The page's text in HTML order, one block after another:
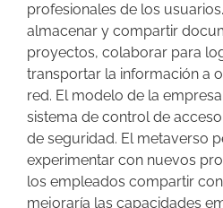
profesionales de los
almacenar y compartir
proyectos, colaborar para
transportar la información a
red. El modelo de la
sistema de control de
de seguridad. El metaverso
experimentar con nuevos
los empleados compartir
mejoraría las capacidades